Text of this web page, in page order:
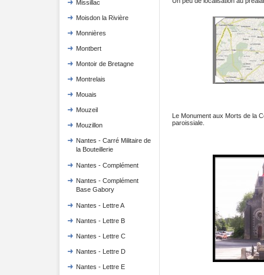
Missillac
Moisdon la Rivière
Monnières
Montbert
Montoir de Bretagne
Montrelais
Mouais
Mouzeil
Mouzillon
Nantes - Carré Militaire de
la Bouteillerie
Nantes - Complément
Nantes - Complément
Base Gabory
Nantes - Lettre A
Nantes - Lettre B
Nantes - Lettre C
Nantes - Lettre D
Nantes - Lettre E
Le Monument aux Morts de la
paroissiale.